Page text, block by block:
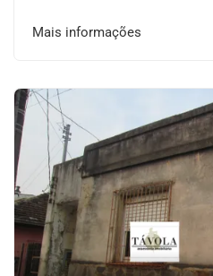
Mais informações